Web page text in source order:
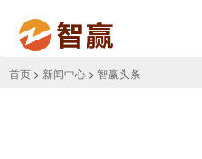
首页 > 新闻中心 > 智赢头条